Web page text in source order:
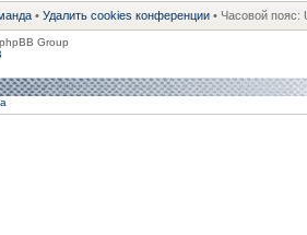
• Удалить cookies конференции • Часовой пояс:
Group